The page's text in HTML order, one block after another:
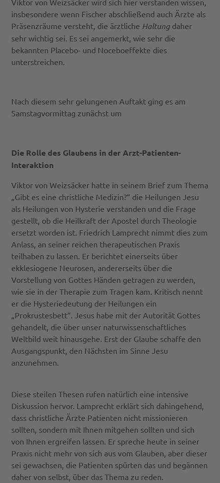
Viktor von Weizsäcker wird sich hier verstanden wissen,
insbesondere wenn Fischer abschließend auch Ärzte als
Präsenzräume versteht, die ärztliche Haltung daher
sehr wichtig sei. Es sei angemerkt, wie sehr die
bekannten Placebo- und Noceboeffekte dies
unterstreichen.
Nach diesem sehr gelungenen Auftakt ging es am
Samstagvormittag zunächst um
Die Rolle des Glaubens in der Arzt-Patienten-
Interaktion
Viktor von Weizsäcker hatte in seinem Brief zum Thema
„Gibt es eine christliche Medizin?“ die Heilungen Jesu
als Heilungen von Hysterie verstanden und die Frage
gestellt, ob die Heilkraft der Apostel durch Theologie
ersetzt worden ist. Friedrich Lamprecht nimmt dies zum
Anlass, an seiner reichen therapeutischen Praxis
teilhaben zu lassen. Er berichtet einerseits über
ekklesiogene Neurosen, andererseits über die
Vorstellung von Gottes Händen getragen zu werden,
wie sie in der Therapie zum Tragen kam. Kritisch nennt
er die Hysteriedeutung der Heilungen ein
„Prokrustesbett“. Jesus habe mit der Autorität Gottes
gehandelt, die über unser naturwissenschaftliches
Weltbild weit hinausgehe. Erst der Glaube schaffe den
Ausgangspunkt, den Nächsten im Sinne Jesu
anzunehmen.
Diese steilen Thesen rufen natürlich eine intensive
Diskussion hervor. Lamprecht erklärt sich dahingehend,
dass christliche Ärzte Patienten nicht missionieren
sollten, sondern mit Ihnen mitgehen sollten und sich
von Ihnen ergreifen lassen. Er spreche heute in seiner
Praxis nicht mehr von sich aus vom Glauben, aber dieser
sei gewachsen, die Patienten spürten das und begännen
daher von selbst, über das Thema zu reden.